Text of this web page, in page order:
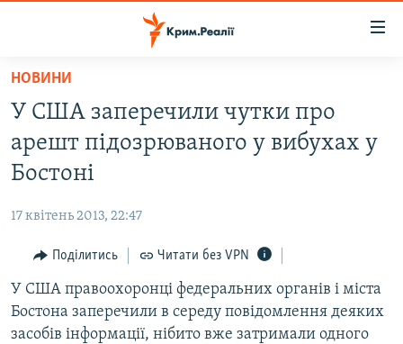
Перейти
основного
матеріалу
Перейти
до
основної
Перейти
пошуку
ВІДЕО ТА ФОТО
БЛОГИ
ПОГЛЯД
ІНТЕРВ'Ю
ВСЕ ЗА ДЕНЬ
НОВИНИ
У США заперечили чутки про
арешт підозрюваного у вибухах у
Бостоні
17 квітень 2013, 22:47
Поділитись Читати без VPN
У США правоохоронці федеральних органів і міста
Бостона заперечили в середу повідомлення деяких
засобів інформації, нібито вже затримали одного